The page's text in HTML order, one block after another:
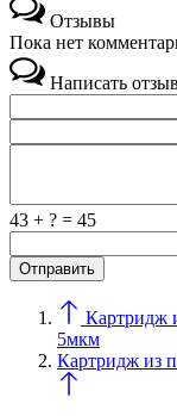
Отзывы
Пока нет
Написать отзыв
43 + ? = 45
Картридж
5мкм
Картридж из